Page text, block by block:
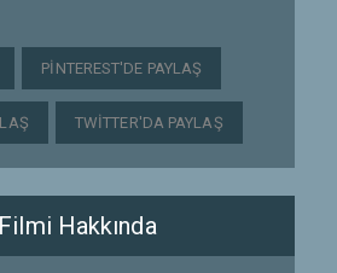
PINTEREST'DE PAYLAŞ
TWITTER'DA PAYLAŞ
Filmi Hakkında